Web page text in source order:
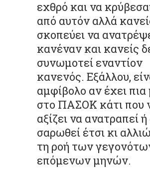
εχθρό και να
από αυτόν αλλά
σκοπεύει να
κανέναν και κανείς
συνωμοτεί εναντίον
κανενός. Εξάλλου,
αμφίβολο αν έχει πια
στο ΠΑΣΟΚ κάτι που
αξίζει να ανατραπεί
σαρωθεί έτσι κι
τη ροή των
επόμενων μηνών.